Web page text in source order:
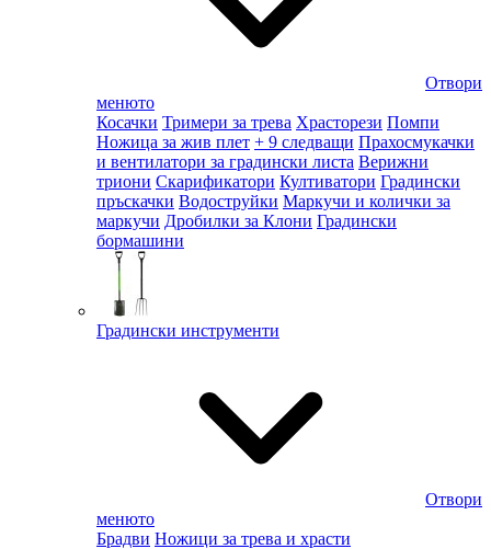
Отвори
менюто
Косачки Тримери за трева Храсторези Помпи
Ножица за жив плет + 9 следващи Прахосмукачки
и вентилатори за градински листа Верижни
триони Скарификатори Култиватори Градински
пръскачки Водоструйки Маркучи и колички за
маркучи Дробилки за Клони Градински
бормашини
Градински инструменти
Отвори
менюто
Брадви Ножици за трева и храсти